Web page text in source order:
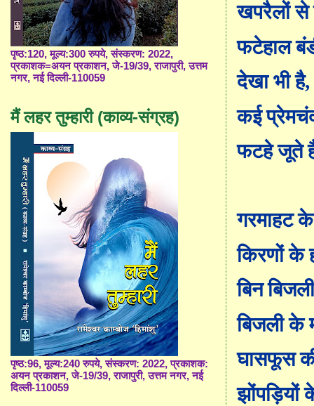
खपरैलों से
फटेहाल
देखा भी है,
कई
फटहे जूते
गरमाहट
किरणों के
बिन
बिजली के
घासफूस
झोंपड़ियों
पृष्ठ:120, मूल्य:300 रुपये, संस्करण: 2022,
प्रकाशक=अयन प्रकाशन, जे-19/39, राजापुरी, उत्तम
नगर, नई दिल्ली-110059
मैं लहर तुम्हारी (काव्य-संग्रह)
पृष्ठ:96, मूल्य:240 रुपये, संस्करण: 2022, प्रकाशक:
अयन प्रकाशन, जे-19/39, राजापुरी, उत्तम नगर, नई
दिल्ली-110059